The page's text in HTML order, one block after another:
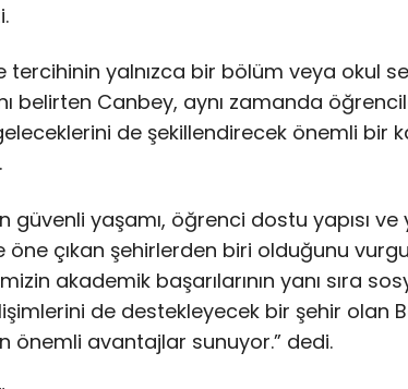
tercihinin yalnızca bir bölüm veya okul
belirten Canbey, aynı zamanda
de şekillendirecek önemli bir
güvenli yaşamı, öğrenci dostu yapısı
öne çıkan şehirlerden biri olduğunu
akademik başarılarının yanı sıra
de destekleyecek bir şehir olan
önemli avantajlar sunuyor.” dedi.